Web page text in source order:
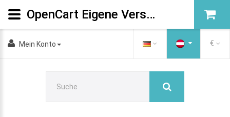
Mein Konto €
OpenCart Eigene Versandarten Version 2 OC 3.0.x